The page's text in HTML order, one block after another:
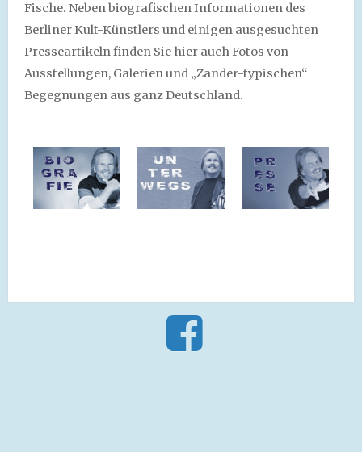
Fische. Neben biografischen Informationen des
Berliner Kult-Künstlers und einigen ausgesuchten
Presseartikeln finden Sie hier auch Fotos von
Ausstellungen, Galerien und „Zander-typischen“
Begegnungen aus ganz Deutschland.